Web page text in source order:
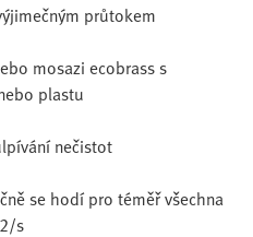
průtokem
mosazi ecobrass s
plastu
nečistot
se hodí pro téměř všechna
s